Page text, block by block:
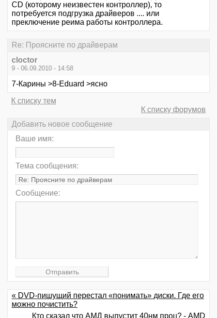
CD (которому неизвестен контроллер), то
потребуется подгрузка драйверов .... или
преключение реима работы контроллера.
Re: Проясните по драйверам
cloctor
9 - 06.09.2010 - 14:58
7-Карины >8-Eduard >ясно
К списку тем
К списку форумов
Добавить новое сообщение
Ваше имя:
Тема сообщения:
Сообщение:
« DVD-пишущий перестал «понимать» диски. Где его
можно почистить?
Кто сказал что АМД выпустит 40нм проц? - AMD